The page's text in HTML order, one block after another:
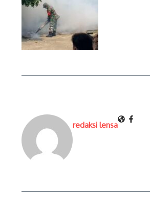
redaksi lensa